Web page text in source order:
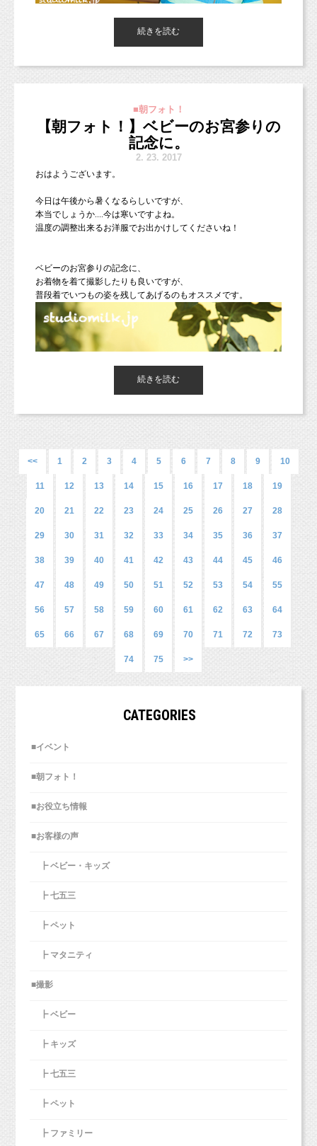
サメの帽子と、ポップな黄色の背景が合ってますね(^ ^)
なかにはいらっしゃるのではないでしょうか？
かぶってくれた一瞬を狙って
お写真に残せればと思いますので、
続きを読む
■朝フォト！
【朝フォト！】ベビーのお宮参りの
記念に。
2. 23. 2017
おはようございます。
今日は午後から暑くなるらしいですが、
本当でしょうか....今は寒いですよね。
温度の調整出来るお洋服でお出かけしてくださいね！
ベビーのお宮参りの記念に、
お着物を着て撮影したりも良いですが、
普段着でいつもの姿を残してあげるのもオススメです。
お気に入りのお洋服、ぜひお持ちくださいね！
続きを読む
<< 1 2 3 4 5 6 7 8 9 10
11 12 13 14 15 16 17 18 19
20 21 22 23 24 25 26 27 28
29 30 31 32 33 34 35 36 37
38 39 40 41 42 43 44 45 46
47 48 49 50 51 52 53 54 55
56 57 58 59 60 61 62 63 64
65 66 67 68 69 70 71 72 73
74 75 >>
CATEGORIES
■イベント
■朝フォト！
■お役立ち情報
■お客様の声
┣ ベビー・キッズ
┣ 七五三
┣ ペット
┣ マタニティ
■撮影
┣ ベビー
┣ キッズ
┣ 七五三
┣ ペット
┣ ファミリー